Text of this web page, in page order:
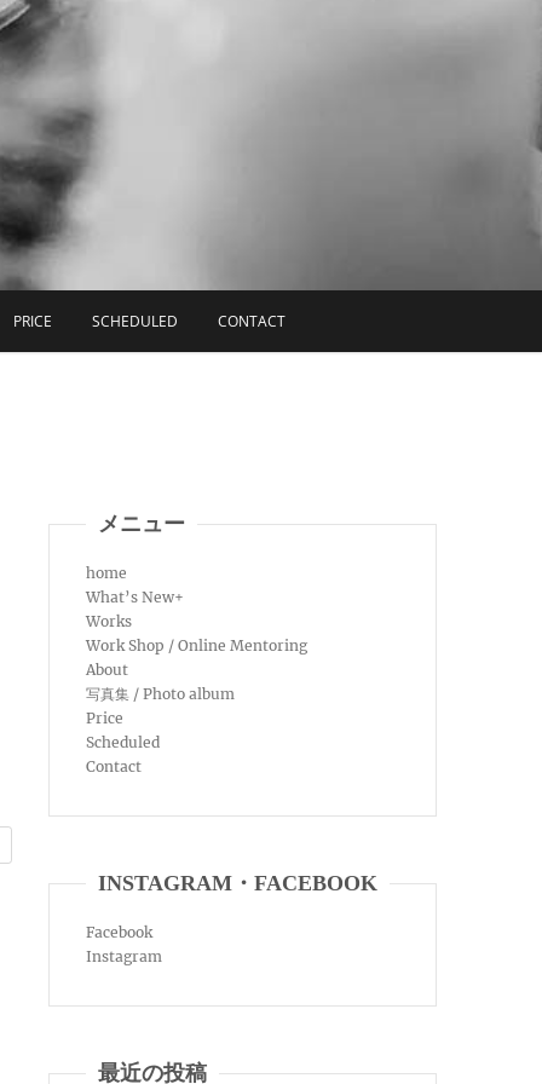
PRICE SCHEDULED CONTACT
メニュー
home
What’s New+
Works
Work Shop / Online Mentoring
About
写真集 / Photo album
Price
Scheduled
Contact
INSTAGRAM・FACEBOOK
Facebook
Instagram
最近の投稿